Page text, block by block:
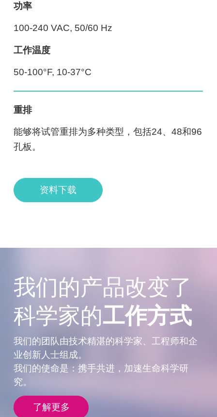
功率
100-240 VAC, 50/60 Hz
工作温度
50-100°F, 10-37°C
重排
能够将试管重排为多种类型，包括24、48和96
孔板。
资料下载
我们的产品改变了
科学家的工作方式
我们的团队由技术精湛的科学家、工程师和企
业创新人士组成。
我们的使命是：携手共进，加速生命科学研
究。
了解更多